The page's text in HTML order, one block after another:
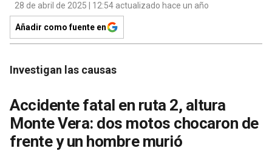
28 de abril de 2025 | 12:54 actualizado hace un año
Añadir como fuente en
Investigan las causas
Accidente fatal en ruta 2, altura
Monte Vera: dos motos chocaron de
frente y un hombre murió